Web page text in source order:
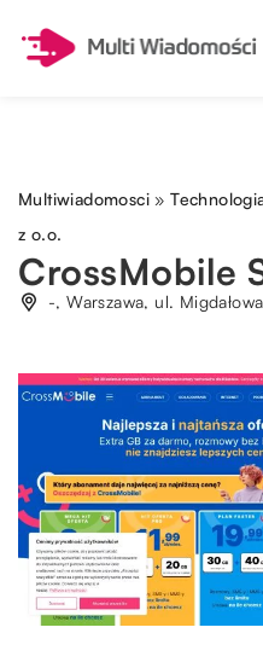
Multiwiadomosci »
z o.o.
CrossMobile
-, Warszawa, ul.